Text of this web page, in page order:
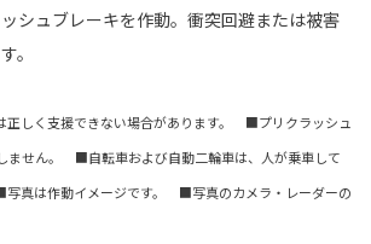
シュブレーキを作動。衝突回避または被害
。
正しく支援できない場合があります。 ■プリクラッシュ
ません。 ■自転車および自動二輪車は、人が乗車して
真は作動イメージです。 ■写真のカメラ・レーダーの